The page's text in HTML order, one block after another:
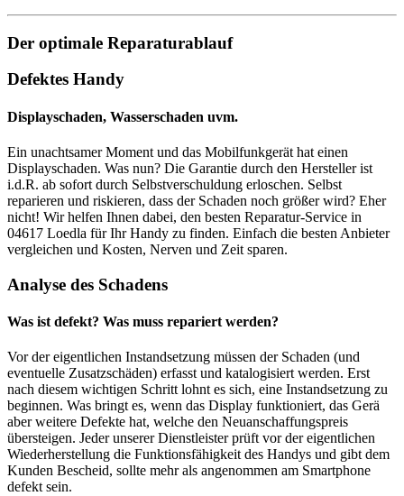
Der optimale Reparaturablauf
Defektes Handy
Displayschaden, Wasserschaden uvm.
Ein unachtsamer Moment und das Mobilfunkgerät hat einen
Displayschaden. Was nun? Die Garantie durch den Hersteller ist
i.d.R. ab sofort durch Selbstverschuldung erloschen. Selbst
reparieren und riskieren, dass der Schaden noch größer wird? Eher
nicht! Wir helfen Ihnen dabei, den besten Reparatur-Service in
04617 Loedla für Ihr Handy zu finden. Einfach die besten Anbieter
vergleichen und Kosten, Nerven und Zeit sparen.
Analyse des Schadens
Was ist defekt? Was muss repariert werden?
Vor der eigentlichen Instandsetzung müssen der Schaden (und
eventuelle Zusatzschäden) erfasst und katalogisiert werden. Erst
nach diesem wichtigen Schritt lohnt es sich, eine Instandsetzung zu
beginnen. Was bringt es, wenn das Display funktioniert, das Gerä
aber weitere Defekte hat, welche den Neuanschaffungspreis
übersteigen. Jeder unserer Dienstleister prüft vor der eigentlichen
Wiederherstellung die Funktionsfähigkeit des Handys und gibt dem
Kunden Bescheid, sollte mehr als angenommen am Smartphone
defekt sein.